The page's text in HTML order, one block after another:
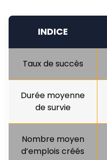
INDICE
Taux de succès
Durée moyenne
de survie
Nombre moyen
d’emplois créés